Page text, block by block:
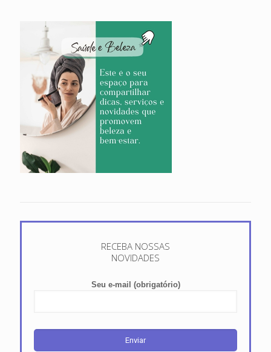
RECEBA NOSSAS
NOVIDADES
Seu e-mail (obrigatório)